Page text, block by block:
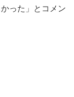
った」とコメン